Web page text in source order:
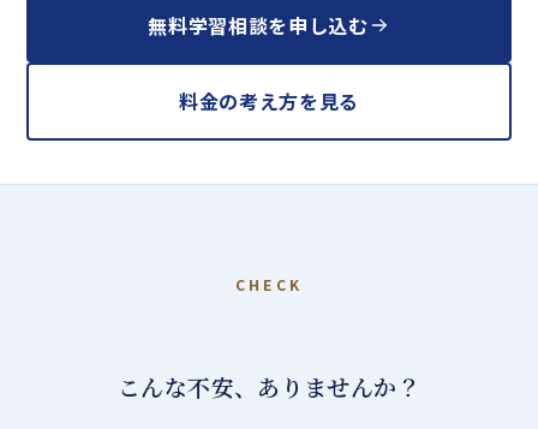
無料学習相談を申し込む
料金の考え方を見る
CHECK
こんな不安、ありませんか？